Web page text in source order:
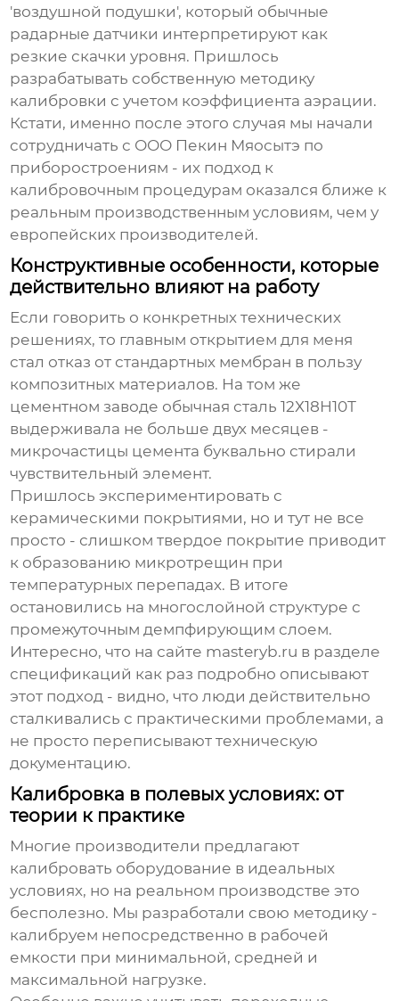
'воздушной подушки', который обычные
радарные датчики интерпретируют как
резкие скачки уровня. Пришлось
разрабатывать собственную методику
калибровки с учетом коэффициента аэрации.
Кстати, именно после этого случая мы начали
сотрудничать с ООО Пекин Мяосытэ по
приборостроениям - их подход к
калибровочным процедурам оказался ближе к
реальным производственным условиям, чем у
европейских производителей.
Конструктивные особенности, которые
действительно влияют на работу
Если говорить о конкретных технических
решениях, то главным открытием для меня
стал отказ от стандартных мембран в пользу
композитных материалов. На том же
цементном заводе обычная сталь 12Х18Н10Т
выдерживала не больше двух месяцев -
микрочастицы цемента буквально стирали
чувствительный элемент.
Пришлось экспериментировать с
керамическими покрытиями, но и тут не все
просто - слишком твердое покрытие приводит
к образованию микротрещин при
температурных перепадах. В итоге
остановились на многослойной структуре с
промежуточным демпфирующим слоем.
Интересно, что на сайте masteryb.ru в разделе
спецификаций как раз подробно описывают
этот подход - видно, что люди действительно
сталкивались с практическими проблемами, а
не просто переписывают техническую
документацию.
Калибровка в полевых условиях: от
теории к практике
Многие производители предлагают
калибровать оборудование в идеальных
условиях, но на реальном производстве это
бесполезно. Мы разработали свою методику -
калибруем непосредственно в рабочей
емкости при минимальной, средней и
максимальной нагрузке.